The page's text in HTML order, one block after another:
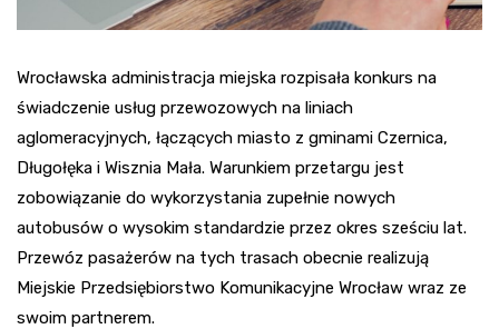
Wrocławska administracja miejska rozpisała konkurs na
świadczenie usług przewozowych na liniach
aglomeracyjnych, łączących miasto z gminami Czernica,
Długołęka i Wisznia Mała. Warunkiem przetargu jest
zobowiązanie do wykorzystania zupełnie nowych
autobusów o wysokim standardzie przez okres sześciu lat.
Przewóz pasażerów na tych trasach obecnie realizują
Miejskie Przedsiębiorstwo Komunikacyjne Wrocław wraz ze
swoim partnerem.